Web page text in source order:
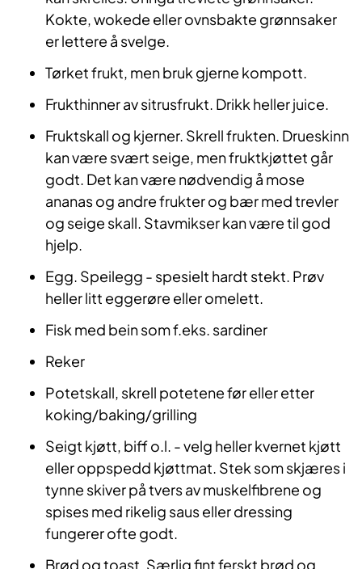
Kokte, wokede eller ovnsbakte grønnsaker
er lettere å svelge.
Tørket frukt, men bruk gjerne kompott.
Frukthinner av sitrusfrukt. Drikk heller juice.
Fruktskall og kjerner. Skrell frukten. Drueskinn
kan være svært seige, men fruktkjøttet går
godt. Det kan være nødvendig å mose
ananas og andre frukter og bær med trevler
og seige skall. Stavmikser kan være til god
hjelp.
Egg. Speilegg - spesielt hardt stekt. Prøv
heller litt eggerøre eller omelett.
Fisk med bein som f.eks. sardiner
Reker
Potetskall, skrell potetene før eller etter
koking/baking/grilling
Seigt kjøtt, biff o.l. - velg heller kvernet kjøtt
eller oppspedd kjøttmat. Stek som skjæres i
tynne skiver på tvers av muskelfibrene og
spises med rikelig saus eller dressing
fungerer ofte godt.
Brød og toast. Særlig fint ferskt brød og